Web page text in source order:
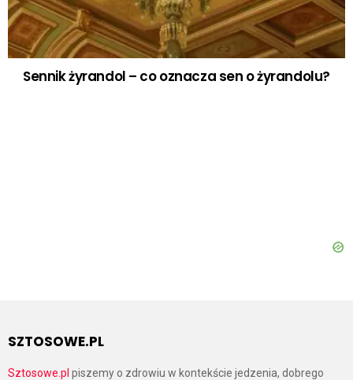
Sennik żyrandol – co oznacza sen o żyrandolu?
SZTOSOWE.PL
Sztosowe.pl piszemy o zdrowiu w kontekście jedzenia, dobrego